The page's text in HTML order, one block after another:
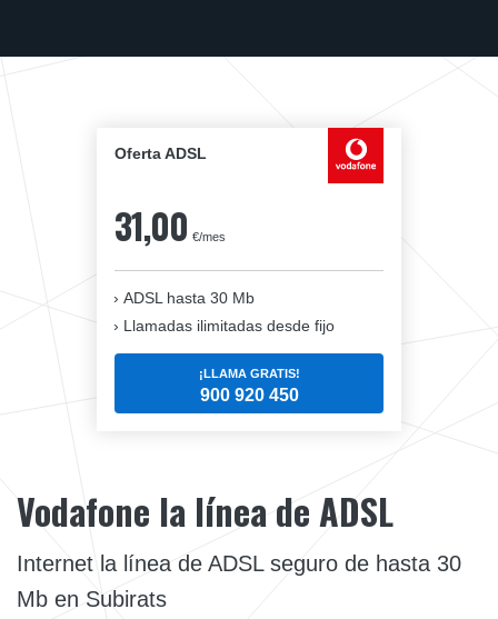
Oferta ADSL
31,00 €/mes
ADSL hasta 30 Mb
Llamadas ilimitadas desde fijo
¡LLAMA GRATIS!
900 920 450
Vodafone la línea de ADSL
Internet la línea de ADSL seguro de hasta 30
Mb en Subirats